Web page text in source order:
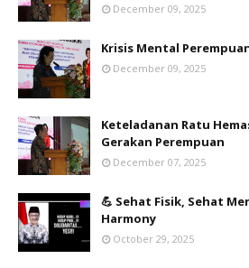
December 09, 2025
Krisis Mental
December 09, 2025
Keteladanan Ratu
Gerakan Perempuan
December 07, 2025
💪 Sehat Fisik, Sehat
Harmony
October 29, 2025